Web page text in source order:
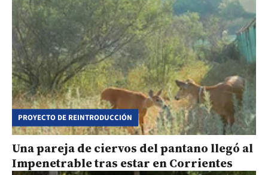
PROYECTO DE REINTRODUCCIÓN
Una pareja de ciervos del pantano llegó al
Impenetrable tras estar en Corrientes